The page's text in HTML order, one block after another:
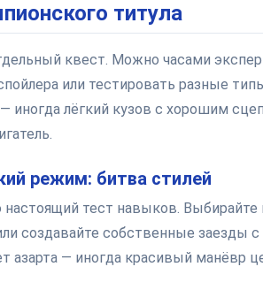
титула
квест. Можно часами
или тестировать разные
лёгкий кузов с хорошим
режим: битва стилей
тест навыков.
создавайте собственные заезды
азарта — иногда красивый манёвр